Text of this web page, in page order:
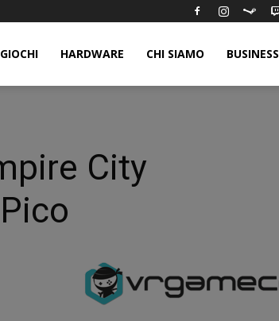
GIOCHI HARDWARE CHI SIAMO BUSINESS
City